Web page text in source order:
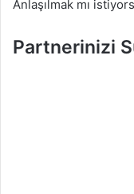
Anlaşılmak mı
Partnerinizi